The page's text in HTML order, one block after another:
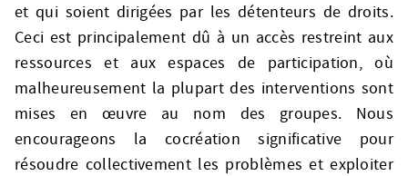
et qui soient dirigées par les détenteurs de droits.
Ceci est principalement dû à un accès restreint aux
ressources et aux espaces de participation, où
malheureusement la plupart des interventions sont
mises en œuvre au nom des groupes. Nous
encourageons la cocréation significative pour
résoudre collectivement les problèmes et exploiter